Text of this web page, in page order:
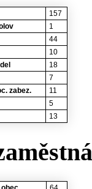
157
1
44
10
18
7
zabez.
11
5
13